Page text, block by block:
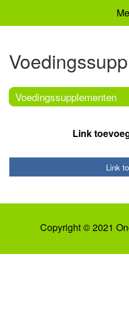
Voedingssupplementen
Link
Link
Copyright © 2021